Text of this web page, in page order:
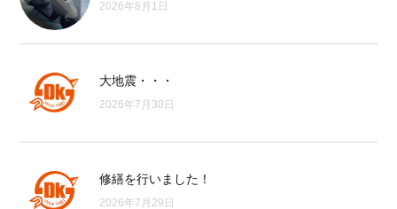
2026年8月1日
大地震・・・
2026年7月30日
修繕を行いました！
2026年7月29日